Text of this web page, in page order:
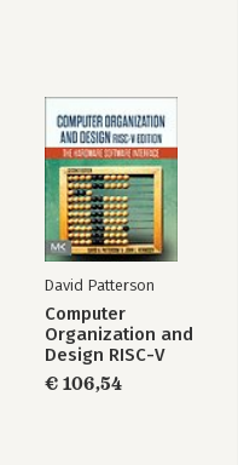
David Patterson
Computer
Organization and
Design RISC-V
Edition
€ 106,54